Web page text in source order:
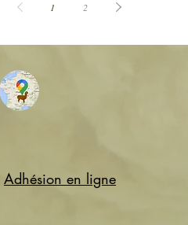
1 2
Adhésion en ligne